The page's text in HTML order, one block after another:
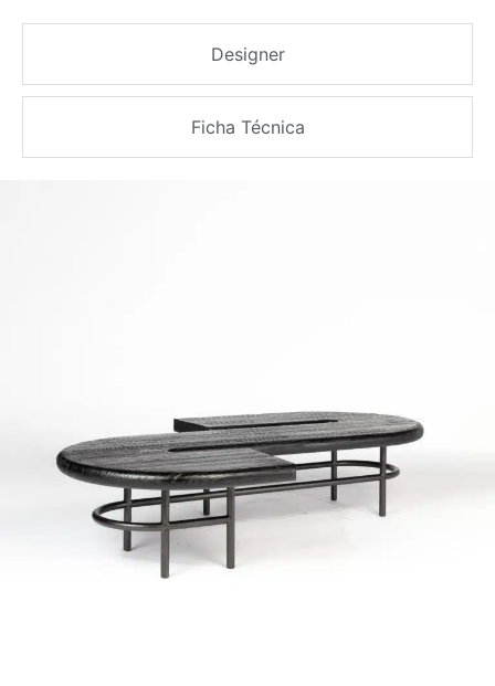
Designer
Ficha Técnica